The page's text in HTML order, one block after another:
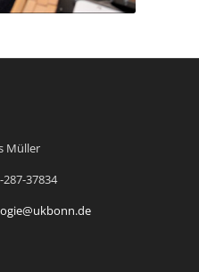
Müller
37834